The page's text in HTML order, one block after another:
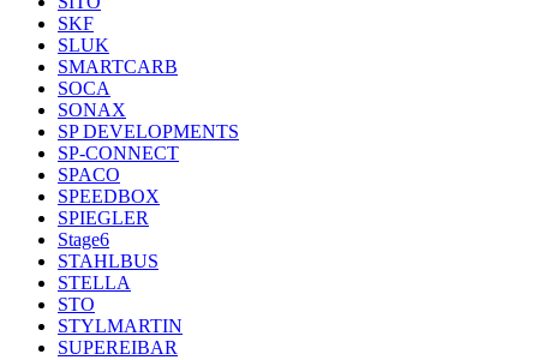
SKF
SLUK
SMARTCARB
SOCA
SONAX
SP DEVELOPMENTS
SP-CONNECT
SPACO
SPEEDBOX
SPIEGLER
Stage6
STAHLBUS
STELLA
STO
STYLMARTIN
SUPEREIBAR